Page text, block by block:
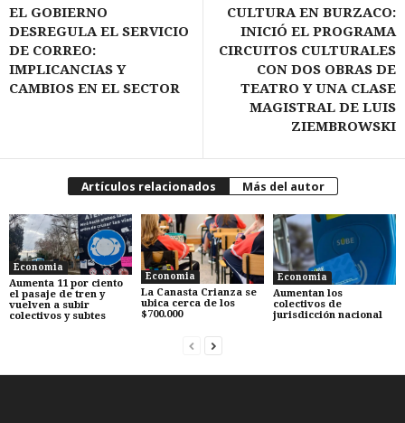
EL GOBIERNO
DESREGULA EL SERVICIO
DE CORREO:
IMPLICANCIAS Y
CAMBIOS EN EL SECTOR
CULTURA EN BURZACO:
INICIÓ EL PROGRAMA
CIRCUITOS CULTURALES
CON DOS OBRAS DE
TEATRO Y UNA CLASE
MAGISTRAL DE LUIS
ZIEMBROWSKI
Artículos relacionados Más del autor
Economia
Aumenta 11 por ciento
el pasaje de tren y
vuelven a subir
colectivos y subtes
Economia
La Canasta Crianza se
ubica cerca de los
$700.000
Economia
Aumentan los
colectivos de
jurisdicción nacional